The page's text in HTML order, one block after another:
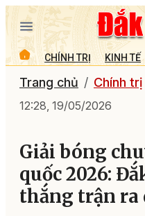
CHÍNH TRỊ KINH TẾ
Trang chủ Chính trị
12:28, 19/05/2026
Giải bóng
quốc 2026:
thắng trận ra